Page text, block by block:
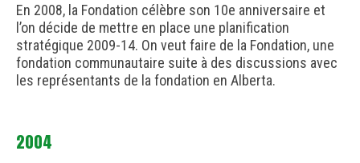
En 2008, la Fondation célèbre son 10e anniversaire et
l’on décide de mettre en place une planification
stratégique 2009-14. On veut faire de la Fondation, une
fondation communautaire suite à des discussions avec
les représentants de la fondation en Alberta.
2004